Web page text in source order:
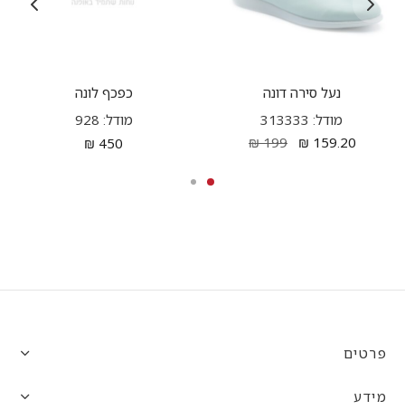
נעל סירה דונה
מודל: 313333
₪ 159.20
₪199
כפכף לונה
מודל: 928
₪ 450
פרטים
מידע